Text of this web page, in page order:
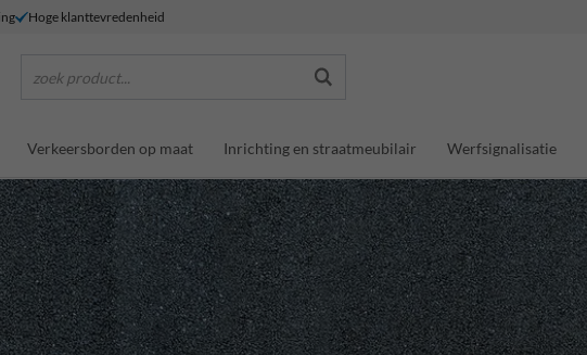
Hoge klanttevredenheid
zoek product...
Verkeersborden op maat Inrichting en straatmeubilair Werfsignalisatie